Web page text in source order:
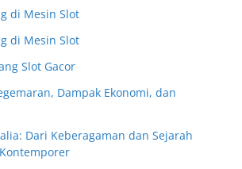
di Mesin Slot
di Mesin Slot
Slot Gacor
Dampak Ekonomi, dan
Dari Keberagaman dan Sejarah